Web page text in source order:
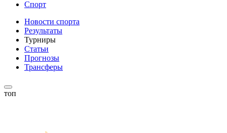
Спорт
Новости спорта
Результаты
Турниры
Статьи
Прогнозы
Трансферы
топ